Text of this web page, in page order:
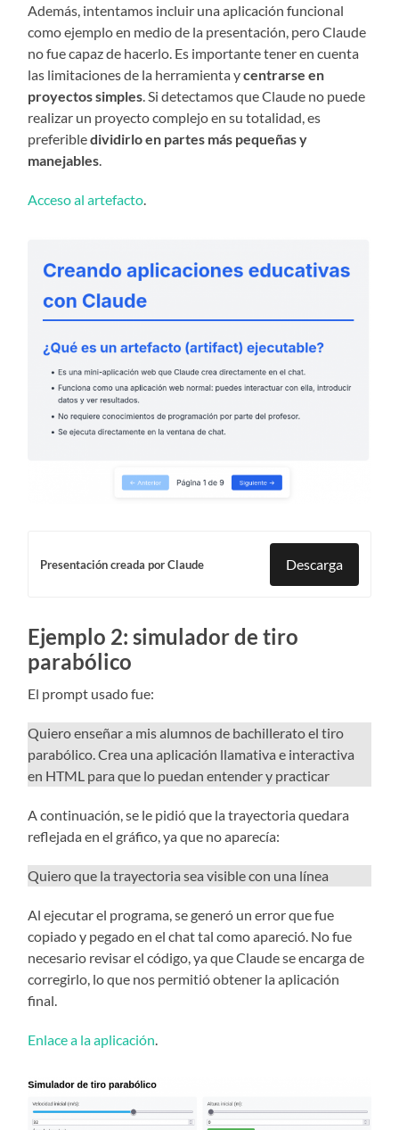
Además, intentamos incluir una aplicación funcional
como ejemplo en medio de la presentación, pero Claude
no fue capaz de hacerlo. Es importante tener en cuenta
las limitaciones de la herramienta ycentrarse en
proyectos simples. Si detectamos que Claude no puede
realizar un proyecto complejo en su totalidad, es
preferibledividirlo en partes más pequeñas y
manejables.
Acceso al artefacto.
Presentación creada por Claude Descarga
Ejemplo 2: simulador de tiro
parabólico
El prompt usado fue:
Quiero enseñar a mis alumnos de bachillerato el tiro
parabólico. Crea una aplicación llamativa e interactiva
en HTML para que lo puedan entender y practicar
A continuación, se le pidió que la trayectoria quedara
reflejada en el gráfico, ya que no aparecía:
Quiero que la trayectoria sea visible con una línea
Al ejecutar el programa, se generó un error que fue
copiado y pegado en el chat tal como apareció. No fue
necesario revisar el código, ya que Claude se encarga de
corregirlo, lo que nos permitió obtener la aplicación
final.
Enlace a la aplicación.